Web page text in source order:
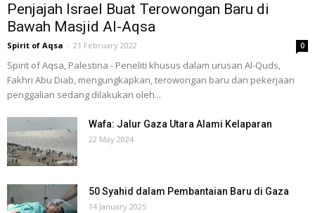
Penjajah Israel Buat Terowongan Baru di
Bawah Masjid Al-Aqsa
Spirit of Aqsa - 21 February 2022 0
Spirit of Aqsa, Palestina - Peneliti khusus dalam urusan Al-Quds,
Fakhri Abu Diab, mengungkapkan, terowongan baru dan pekerjaan
penggalian sedang dilakukan oleh...
Wafa: Jalur Gaza Utara Alami Kelaparan
22 May 2024
50 Syahid dalam Pembantaian Baru di Gaza
14 January 2025